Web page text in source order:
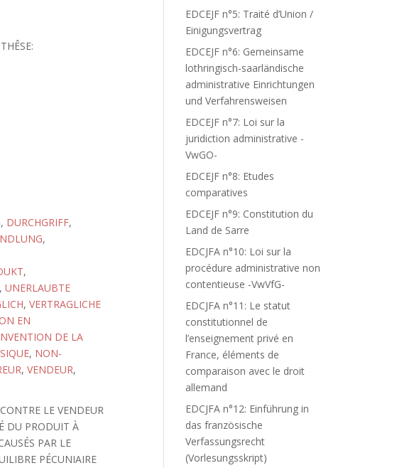
, DURCHGRIFF,
,
,
, UNERLAUBTE
, VERTRAGLICHE
EN
DE LA
, NON-
, VENDEUR,
LE VENDEUR
DU PRODUIT À
PAR LE
PÉCUNIAIRE
EDCEJF n°5: Traité d’Union /
Einigungsvertrag
EDCEJF n°6: Gemeinsame
lothringisch-saarländische
administrative Einrichtungen
und Verfahrensweisen
EDCEJF n°7: Loi sur la
juridiction administrative -
VwGO-
EDCEJF n°8: Etudes
comparatives
EDCEJF n°9: Constitution du
Land de Sarre
EDCJFA n°10: Loi sur la
procédure administrative non
contentieuse -VwVfG-
EDCJFA n°11: Le statut
constitutionnel de
l’enseignement privé en
France, éléments de
comparaison avec le droit
allemand
EDCJFA n°12: Einführung in
das französische
Verfassungsrecht
(Vorlesungsskript)